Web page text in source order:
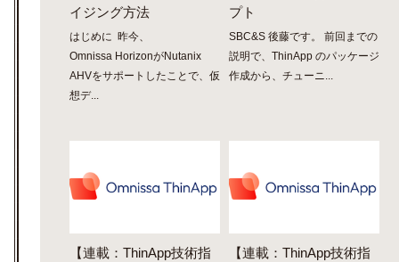
イジング方法
はじめに 昨今、
Omnissa HorizonがNutanix
AHVをサポートしたことで、仮
想デ...
プト
SBC&S 後藤です。 前回までの
説明で、ThinApp のパッケージ
作成から、チューニ...
【連載：ThinApp技術指
【連載：ThinApp技術指